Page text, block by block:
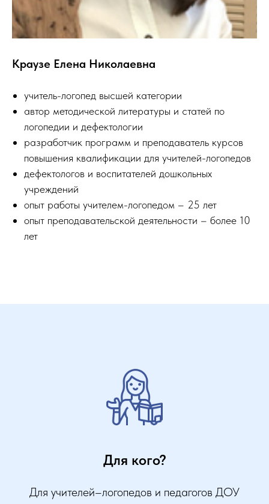
Краузе Елена Николаевна
учитель-логопед высшей категории
автор методической литературы и статей по
логопедии и дефектологии
разработчик программ и преподаватель курсов
повышения квалификации для учителей-логопедов
дефектологов и воспитателей дошкольных
учреждений
опыт работы учителем-логопедом – 25 лет
опыт преподавательской деятельности – более 10
лет
Для кого?
Для учителей–логопедов и педагогов ДОУ